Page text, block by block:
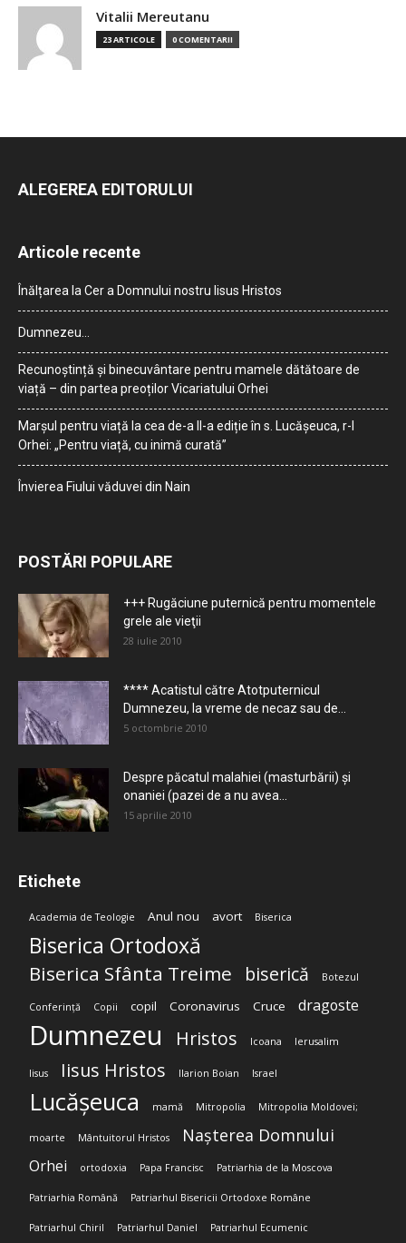
Vitalii Mereutanu
23 ARTICOLE 0 COMENTARII
ALEGEREA EDITORULUI
Articole recente
Înălțarea la Cer a Domnului nostru Iisus Hristos
Dumnezeu…
Recunoștință și binecuvântare pentru mamele dătătoare de
viață – din partea preoților Vicariatului Orhei
Marșul pentru viață la cea de-a II-a ediție în s. Lucășeuca, r-l
Orhei: „Pentru viață, cu inimă curată”
Învierea Fiului văduvei din Nain
POSTĂRI POPULARE
+++ Rugăciune puternică pentru momentele
grele ale vieţii
28 iulie 2010
**** Acatistul către Atotputernicul
Dumnezeu, la vreme de necaz sau de...
5 octombrie 2010
Despre păcatul malahiei (masturbării) şi
onaniei (pazei de a nu avea...
15 aprilie 2010
Etichete
Academia de Teologie Anul nou avort Biserica
Biserica Ortodoxă
Biserica Sfânta Treime biserică Botezul
Conferință Copii copil Coronavirus Cruce dragoste
Dumnezeu Hristos Icoana Ierusalim
Iisus Iisus Hristos Ilarion Boian Israel
Lucășeuca mamă Mitropolia Mitropolia Moldovei;
moarte Mântuitorul Hristos Nașterea Domnului
Orhei ortodoxia Papa Francisc Patriarhia de la Moscova
Patriarhia Română Patriarhul Bisericii Ortodoxe Române
Patriarhul Chiril Patriarhul Daniel Patriarhul Ecumenic